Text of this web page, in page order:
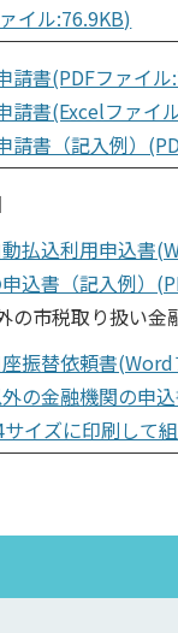
イル:76.9KB)
請書(PDFファイル
請書(Excelファイ
書（記入例）
払込利用申込書
込書（記入例）
の市税取り扱い金
振替依頼書(Word
の金融機関の申
イズに印刷して